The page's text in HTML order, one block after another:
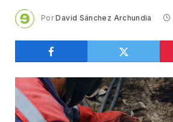
Por David Sánchez Archundia